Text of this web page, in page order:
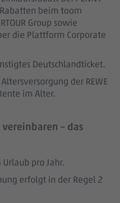
beim toom
Group sowie
die Plattform Corporate
Deutschlandticket.
der REWE
im Alter.
– das
pro Jahr.
erfolgt in der Regel 2